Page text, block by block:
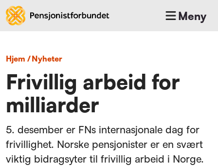
Meny
Hjem / nyheter
Frivillig arbeid for
milliarder
5. desember er FNs internasjonale dag for
frivillighet. Norske pensjonister er en svært
viktig bidragsyter til frivillig arbeid i Norge.